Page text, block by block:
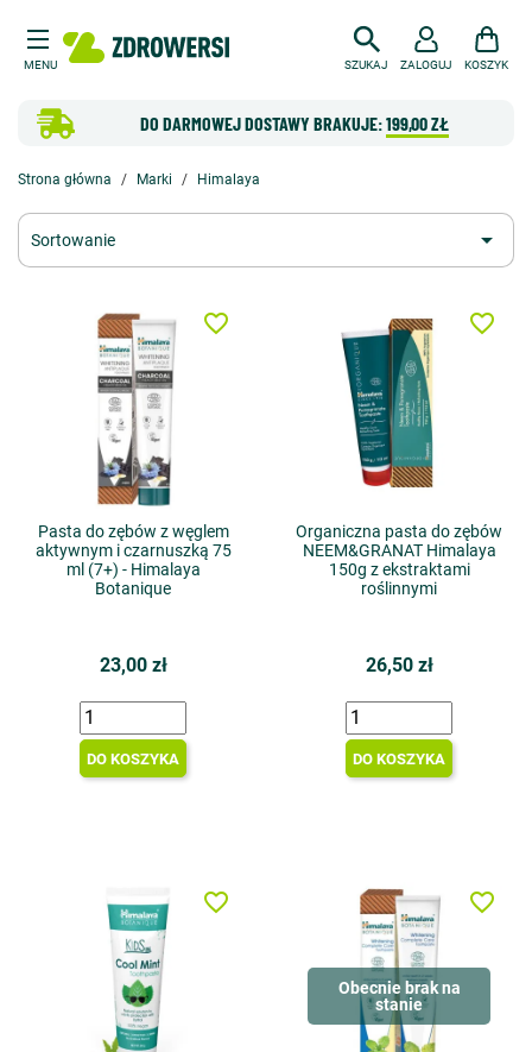
MENU SZUKAJ
DO DARMOWEJ DOSTAWY BRAKUJE:199,00 ZŁ
ZALOGUJ KOSZYK
Strona główna Marki Himalaya
Sortowanie 
Pasta do zębów z węglem
aktywnym i czarnuszką 75
ml (7+) - Himalaya
Botanique
23,00 zł
DO KOSZYKA
favorite_border
Organiczna pasta do zębów
NEEM&GRANAT Himalaya
150g z ekstraktami
roślinnymi
26,50 zł
DO KOSZYKA
favorite_border
favorite_border
Obecnie brak na
stanie
favorite_border